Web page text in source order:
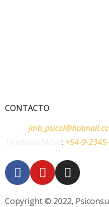
CONTACTO
: +54-9-
Copyright © 2022,